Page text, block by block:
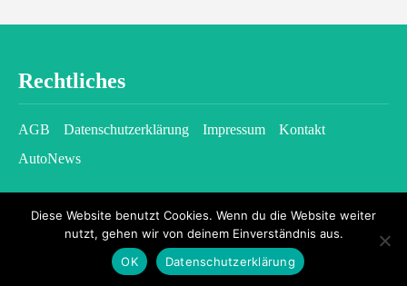
Rechtliches
AGB Datenschutzerklärung Impressum
Kontakt
AutoNews
2026 © kfzgazette.com - All rights reserved.
Diese Website benutzt Cookies. Wenn du die Website weiter
nutzt, gehen wir von deinem Einverständnis aus.
OK
Datenschutzerklärung